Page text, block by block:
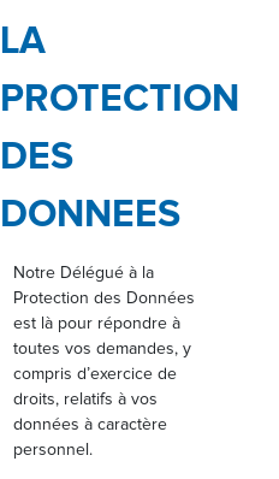
LA
PROTECTION
DES
DONNEES
Notre Délégué à la
Protection des Données
est là pour répondre à
toutes vos demandes, y
compris d’exercice de
droits, relatifs à vos
données à caractère
personnel.